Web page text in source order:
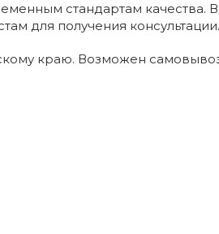
стандартам качества.
для получения консультации.
краю. Возможен